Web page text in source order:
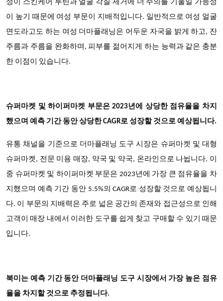
성이 스킨케어 루틴과 얼굴 각질 제거에 더 주의를 기울일 가능성
이 높기 때문에 여성 부문이 지배적입니다. 일반적으로 여성 얼굴
면도라고도 하는 여성 더마플래닝은 어두운 자국을 밝게 하고, 잔
주름과 주름을 완화하며, 피부를 젊어지게 하는 능력과 같은 충분
한 이점이 있습니다.
슈퍼마켓 및 하이퍼마켓 부문은 2023년에 상당한 점유율을 차지
했으며 예측 기간 동안 상당한 CAGR로 성장할 것으로 예상됩니다.
유통 채널을 기준으로 더마플래닝 도구 시장은 슈퍼마켓 및 대형
슈퍼마켓, 전문 미용 매장, 약국 및 약국, 온라인으로 나뉩니다. 이
중 슈퍼마켓 및 하이퍼마켓 부문은 2023년에 가장 큰 점유율을 차
지했으며 예측 기간 동안 5.5%의 CAGR로 성장할 것으로 예상됩니
다. 이 부문의 지배력은 주로 넓은 공간의 존재와 접근성으로 인해
고객이 매장 내에서 이러한 도구를 쉽게 찾고 구매할 수 있기 때문
입니다.
북미는 예측 기간 동안 더마플래닝 도구 시장에서 가장 높은 점유
율을 차지할 것으로 추정됩니다.